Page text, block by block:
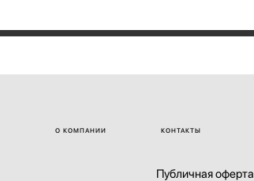
О КОМПАНИИ КОНТАКТЫ
Публичная оферта